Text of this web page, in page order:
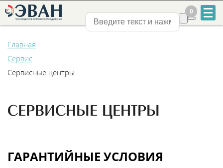
+7
Нижний Новгород
0
0
Главная
Сервис
Сервисные центры
СЕРВИСНЫЕ ЦЕНТРЫ
ГАРАНТИЙНЫЕ УСЛОВИЯ